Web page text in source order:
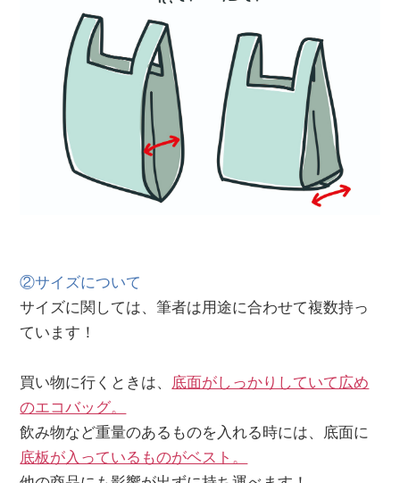
②サイズについて
サイズに関しては、筆者は用途に合わせて複数持っ
ています！
買い物に行くときは、 底面がしっかりしていて広め
のエコバッグ。
飲み物など重量のあるものを入れる時には、底面に
底板が入っているものがベスト。